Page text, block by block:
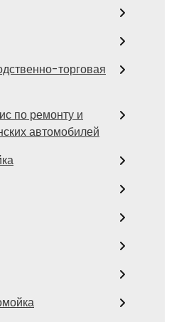
торговая
по ремонту и
автомобилей